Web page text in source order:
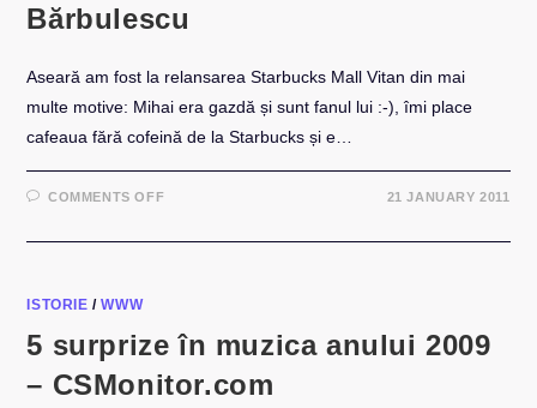
Bărbulescu
Aseară am fost la relansarea Starbucks Mall Vitan din mai
multe motive: Mihai era gazdă și sunt fanul lui :-), îmi place
cafeaua fără cofeină de la Starbucks și e…
COMMENTS OFFON
VALI
21 JANUARY 2011
ISTORIE /WWW
5 surprize în muzica anului 2009
– CSMonitor.com